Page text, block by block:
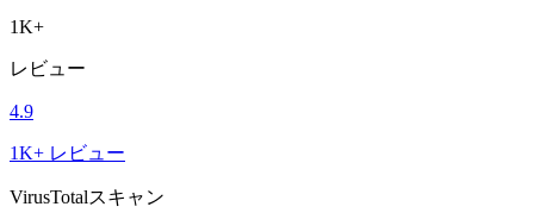
1K+
レビュー
4.9
1K+ レビュー
VirusTotalスキャン